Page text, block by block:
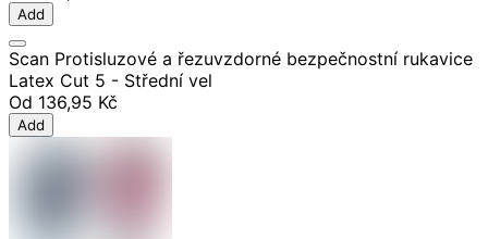
Add
Scan Protisluzové a řezuvzdorné bezpečnostní rukavice
Latex Cut 5 - Střední vel
Od 136,95 Kč
Add